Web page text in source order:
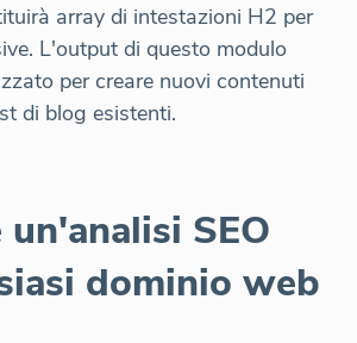
array di intestazioni H2 per
L'output di questo modulo
per creare nuovi contenuti
di blog esistenti.
un'analisi SEO
dominio web